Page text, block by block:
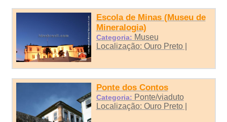
Escola de Minas (Museu de
Mineralogia)
Categoria: Museu
Localização: Ouro Preto |
Ponte dos Contos
Categoria: Ponte/viaduto
Localização: Ouro Preto |